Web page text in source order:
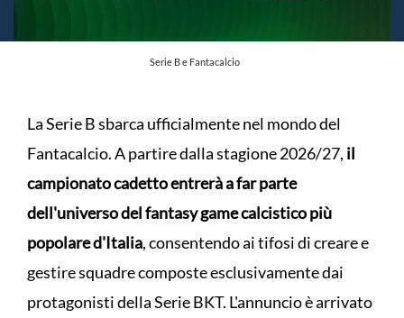
Serie B e Fantacalcio
La Serie B sbarca ufficialmente nel mondo del
Fantacalcio. A partire dalla stagione 2026/27, il
campionato cadetto entrerà a far parte
dell'universo del fantasy game calcistico più
popolare d'Italia, consentendo ai tifosi di creare e
gestire squadre composte esclusivamente dai
protagonisti della Serie BKT. L'annuncio è arrivato